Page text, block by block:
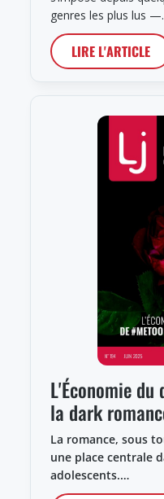
genres les plus lus
LIRE L'ARTICLE
L'Économie du
la dark
La romance, sous
une place centrale
adolescents.…